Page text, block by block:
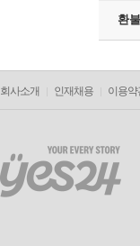
환
회사소개 인재채용 이용약